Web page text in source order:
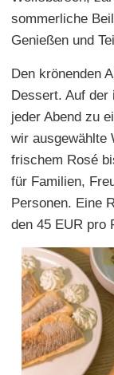
sommerliche
Genießen und
Den krönenden
Dessert. Auf der
jeder Abend zu
wir ausgewählte
frischem Rosé
für Familien,
Personen. Eine
den 45 EUR pro